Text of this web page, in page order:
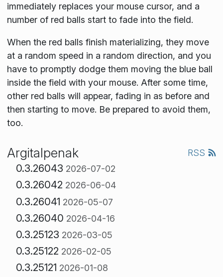
immediately replaces your mouse cursor, and a
number of red balls start to fade into the field.
When the red balls finish materializing, they move
at a random speed in a random direction, and you
have to promptly dodge them moving the blue ball
inside the field with your mouse. After some time,
other red balls will appear, fading in as before and
then starting to move. Be prepared to avoid them,
too.
Argitalpenak RSS
0.3.26043 2026-07-02
0.3.26042 2026-06-04
0.3.26041 2026-05-07
0.3.26040 2026-04-16
0.3.25123 2026-03-05
0.3.25122 2026-02-05
0.3.25121 2026-01-08